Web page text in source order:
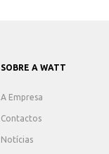
SOBRE A WATT
A Empresa
Contactos
Notícias